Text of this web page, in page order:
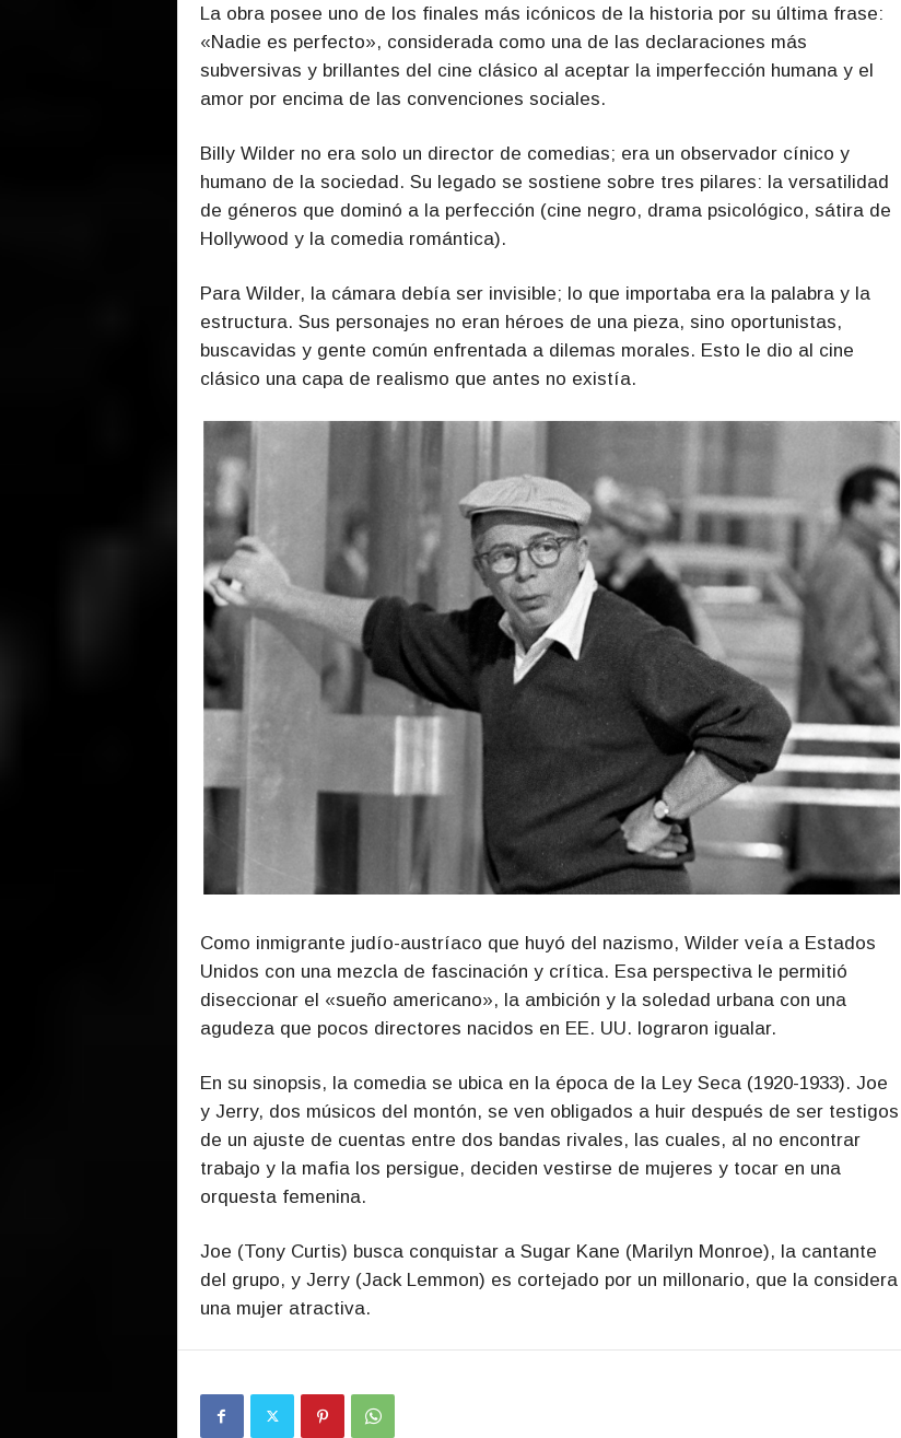
La obra posee uno de los finales más icónicos de la historia por su última frase:
«Nadie es perfecto», considerada como una de las declaraciones más
subversivas y brillantes del cine clásico al aceptar la imperfección humana y el
amor por encima de las convenciones sociales.
Billy Wilder no era solo un director de comedias; era un observador cínico y
humano de la sociedad. Su legado se sostiene sobre tres pilares: la versatilidad
de géneros que dominó a la perfección (cine negro, drama psicológico, sátira de
Hollywood y la comedia romántica).
Para Wilder, la cámara debía ser invisible; lo que importaba era la palabra y la
estructura. Sus personajes no eran héroes de una pieza, sino oportunistas,
buscavidas y gente común enfrentada a dilemas morales. Esto le dio al cine
clásico una capa de realismo que antes no existía.
Como inmigrante judío-austríaco que huyó del nazismo, Wilder veía a Estados
Unidos con una mezcla de fascinación y crítica. Esa perspectiva le permitió
diseccionar el «sueño americano», la ambición y la soledad urbana con una
agudeza que pocos directores nacidos en EE. UU. lograron igualar.
En su sinopsis, la comedia se ubica en la época de la Ley Seca (1920-1933). Joe
y Jerry, dos músicos del montón, se ven obligados a huir después de ser testigos
de un ajuste de cuentas entre dos bandas rivales, las cuales, al no encontrar
trabajo y la mafia los persigue, deciden vestirse de mujeres y tocar en una
orquesta femenina.
Joe (Tony Curtis) busca conquistar a Sugar Kane (Marilyn Monroe), la cantante
del grupo, y Jerry (Jack Lemmon) es cortejado por un millonario, que la considera
una mujer atractiva.